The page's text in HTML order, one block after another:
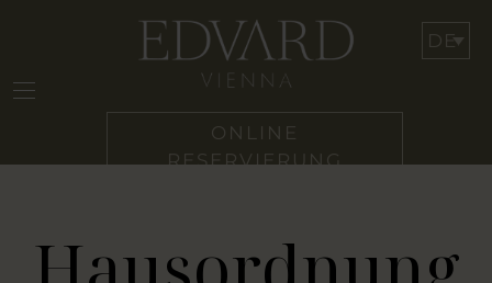
ONLINE
RESERVIERUNG